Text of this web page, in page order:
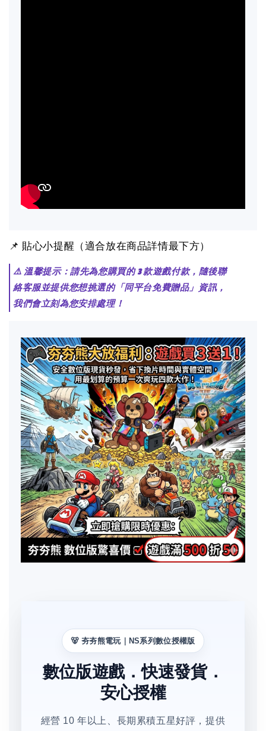
📌 貼心小提醒（適合放在商品詳情最下方）
⚠️ 溫馨提示：請先為您購買的 3 款遊戲付款，隨後聯
絡客服並提供您想挑選的「同平台免費贈品」資訊，
我們會立刻為您安排處理！
🐻 夯夯熊電玩｜NS系列數位授權版
數位版遊戲．快速發貨．
安心授權
經營 10 年以上、長期累積五星好評，提供